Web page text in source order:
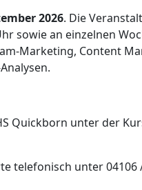
2026. Die
sowie an einzelnen
Marketing, Content
Quickborn unter der
telefonisch unter 04106